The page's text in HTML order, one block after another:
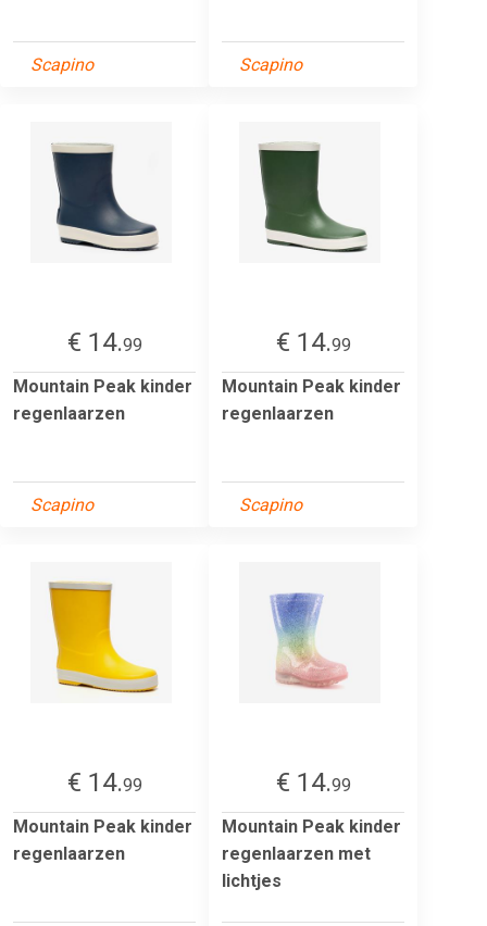
Scapino Scapino
€ 14.99
Mountain Peak kinder
regenlaarzen
Scapino
€ 14.99
Mountain Peak kinder
regenlaarzen
Scapino
€ 14.99
Mountain Peak kinder
regenlaarzen
€ 14.99
Mountain Peak kinder
regenlaarzen met
lichtjes